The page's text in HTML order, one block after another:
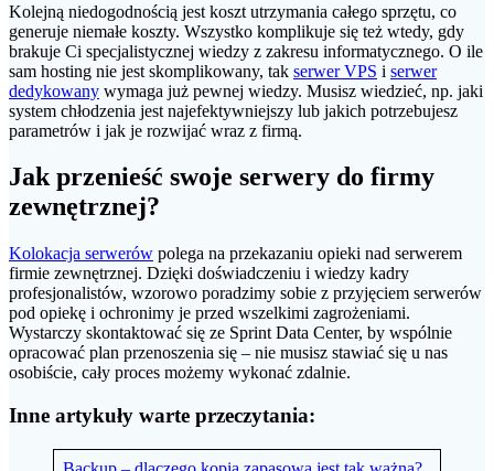
Kolejną niedogodnością jest koszt utrzymania całego sprzętu, co
generuje niemałe koszty. Wszystko komplikuje się też wtedy, gdy
brakuje Ci specjalistycznej wiedzy z zakresu informatycznego. O ile
sam hosting nie jest skomplikowany, tak serwer VPS i serwer
dedykowany wymaga już pewnej wiedzy. Musisz wiedzieć, np. jaki
system chłodzenia jest najefektywniejszy lub jakich potrzebujesz
parametrów i jak je rozwijać wraz z firmą.
Jak przenieść swoje serwery do firmy
zewnętrznej?
Kolokacja serwerów polega na przekazaniu opieki nad serwerem
firmie zewnętrznej. Dzięki doświadczeniu i wiedzy kadry
profesjonalistów, wzorowo poradzimy sobie z przyjęciem serwerów
pod opiekę i ochronimy je przed wszelkimi zagrożeniami.
Wystarczy skontaktować się ze Sprint Data Center, by wspólnie
opracować plan przenoszenia się – nie musisz stawiać się u nas
osobiście, cały proces możemy wykonać zdalnie.
Inne artykuły warte przeczytania: